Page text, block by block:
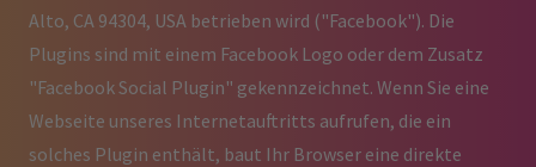
Alto, CA 94304, USA betrieben wird ("Facebook"). Die
Plugins sind mit einem Facebook Logo oder dem Zusatz
"Facebook Social Plugin" gekennzeichnet. Wenn Sie eine
Webseite unseres Internetauftritts aufrufen, die ein
solches Plugin enthält, baut Ihr Browser eine direkte